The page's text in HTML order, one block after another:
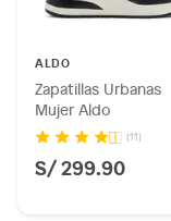
ALDO
Zapatillas Urbanas
Mujer Aldo
(11)
S/ 299.90